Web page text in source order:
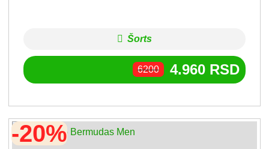
Šorts
6200 4.960 RSD
-20%